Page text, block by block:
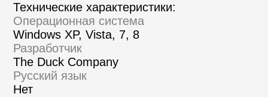
Технические характеристики:
Операционная система
Windows XP, Vista, 7, 8
Разработчик
The Duck Company
Русский язык
Нет